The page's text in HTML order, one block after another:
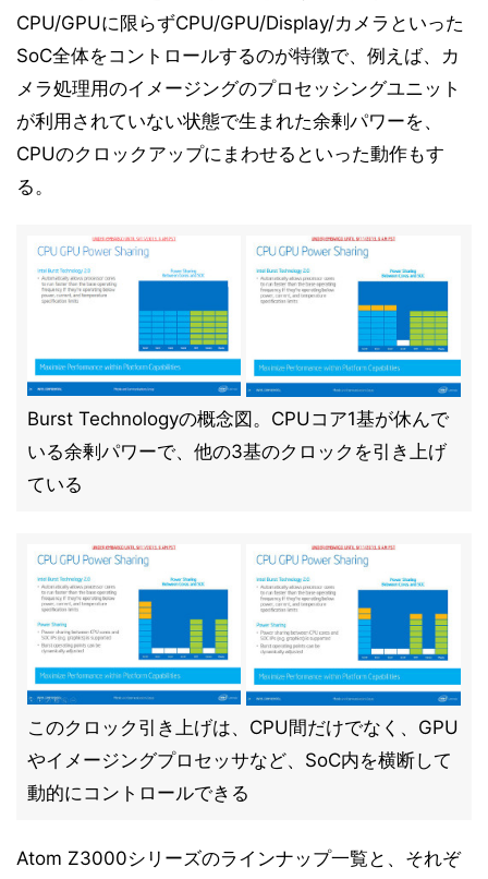
CPU/GPUに限らずCPU/GPU/Display/カメラといった
SoC全体をコントロールするのが特徴で、例えば、カ
メラ処理用のイメージングのプロセッシングユニット
が利用されていない状態で生まれた余剰パワーを、
CPUのクロックアップにまわせるといった動作もす
る。
Burst Technologyの概念図。CPUコア1基が休んで
いる余剰パワーで、他の3基のクロックを引き上げ
ている
このクロック引き上げは、CPU間だけでなく、GPU
やイメージングプロセッサなど、SoC内を横断して
動的にコントロールできる
Atom Z3000シリーズのラインナップ一覧と、それぞ